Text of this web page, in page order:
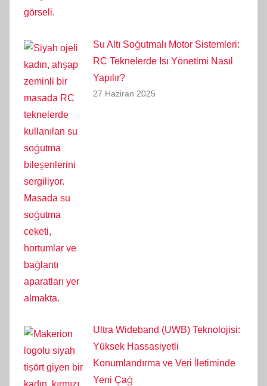
Su Altı Soğutmalı Motor Sistemleri:
RC Teknelerde Isı Yönetimi Nasıl
Yapılır?
27 Haziran 2025
Ultra Wideband (UWB) Teknolojisi:
Yüksek Hassasiyetli
Konumlandırma ve Veri İletiminde
Yeni Çağ